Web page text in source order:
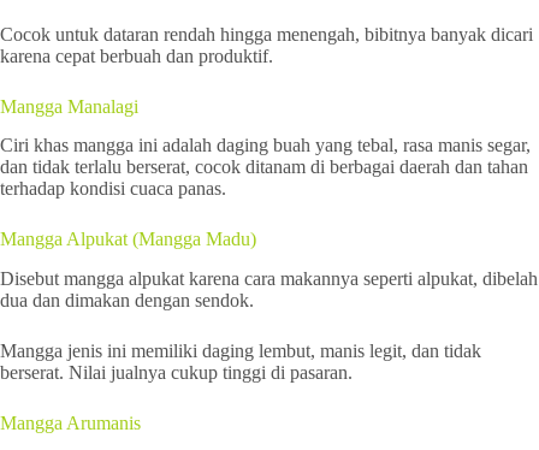
Cocok untuk dataran rendah hingga menengah, bibitnya banyak dicari
karena cepat berbuah dan produktif.
Mangga Manalagi
Ciri khas mangga ini adalah daging buah yang tebal, rasa manis segar,
dan tidak terlalu berserat, cocok ditanam di berbagai daerah dan tahan
terhadap kondisi cuaca panas.
Mangga Alpukat (Mangga Madu)
Disebut mangga alpukat karena cara makannya seperti alpukat, dibelah
dua dan dimakan dengan sendok.
Mangga jenis ini memiliki daging lembut, manis legit, dan tidak
berserat. Nilai jualnya cukup tinggi di pasaran.
Mangga Arumanis